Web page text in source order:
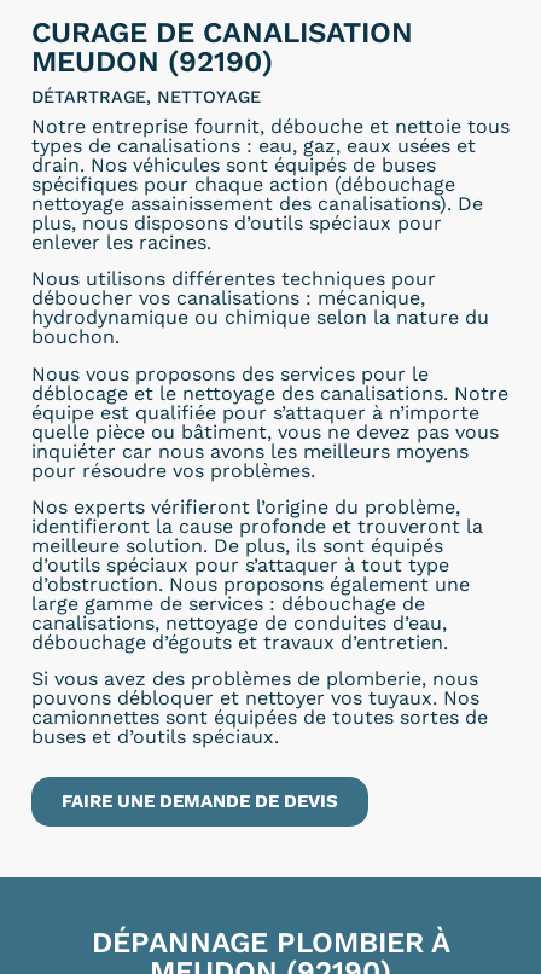
CURAGE DE CANALISATION
MEUDON (92190)
DÉTARTRAGE, NETTOYAGE
Notre entreprise fournit, débouche et nettoie tous
types de canalisations : eau, gaz, eaux usées et
drain. Nos véhicules sont équipés de buses
spécifiques pour chaque action (débouchage
nettoyage assainissement des canalisations). De
plus, nous disposons d’outils spéciaux pour
enlever les racines.
Nous utilisons différentes techniques pour
déboucher vos canalisations : mécanique,
hydrodynamique ou chimique selon la nature du
bouchon.
Nous vous proposons des services pour le
déblocage et le nettoyage des canalisations. Notre
équipe est qualifiée pour s’attaquer à n’importe
quelle pièce ou bâtiment, vous ne devez pas vous
inquiéter car nous avons les meilleurs moyens
pour résoudre vos problèmes.
Nos experts vérifieront l’origine du problème,
identifieront la cause profonde et trouveront la
meilleure solution. De plus, ils sont équipés
d’outils spéciaux pour s’attaquer à tout type
d’obstruction. Nous proposons également une
large gamme de services : débouchage de
canalisations, nettoyage de conduites d’eau,
débouchage d’égouts et travaux d’entretien.
Si vous avez des problèmes de plomberie, nous
pouvons débloquer et nettoyer vos tuyaux. Nos
camionnettes sont équipées de toutes sortes de
buses et d’outils spéciaux.
FAIRE UNE DEMANDE DE DEVIS
DÉPANNAGE PLOMBIER À